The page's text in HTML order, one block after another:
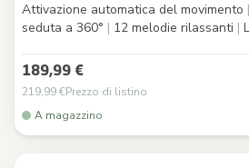
Attivazione automatica del movimento |
seduta a 360° | 12 melodie rilassanti |
189,99 €
219,99 €Prezzo di listino
A magazzino